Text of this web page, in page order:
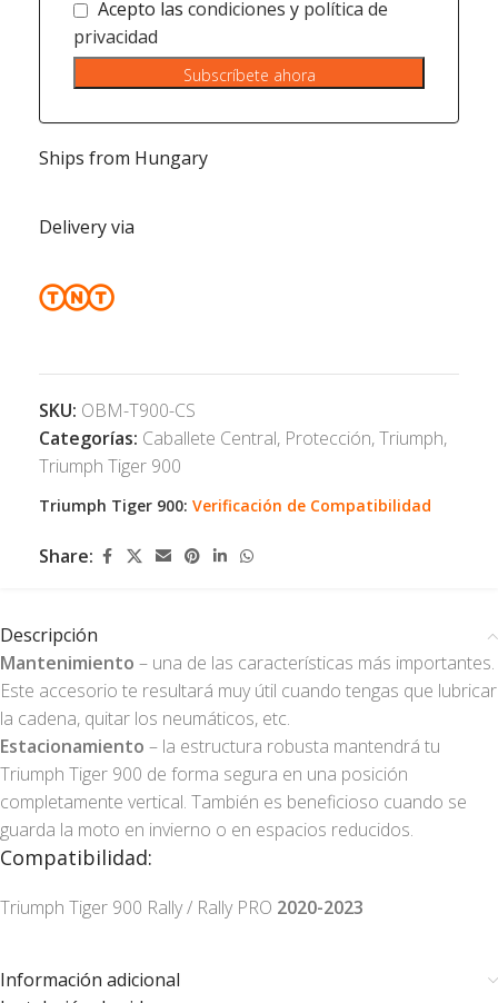
Acepto las condiciones y política de
privacidad
Subscríbete ahora
Ships from Hungary
Delivery via
SKU: OBM-T900-CS
Categorías: Caballete Central, Protección,Triumph,
Triumph Tiger 900
Triumph Tiger 900: Verificación de Compatibilidad
Share:
Descripción
Mantenimiento – una de las características más importantes.
Este accesorio te resultará muy útil cuando tengas que lubricar
la cadena, quitar los neumáticos, etc.
Estacionamiento – la estructura robusta mantendrá tu
Triumph Tiger 900 de forma segura en una posición
completamente vertical. También es beneficioso cuando se
guarda la moto en invierno o en espacios reducidos.
Compatibilidad:
Triumph Tiger 900 Rally / Rally PRO 2020-2023
Información adicional